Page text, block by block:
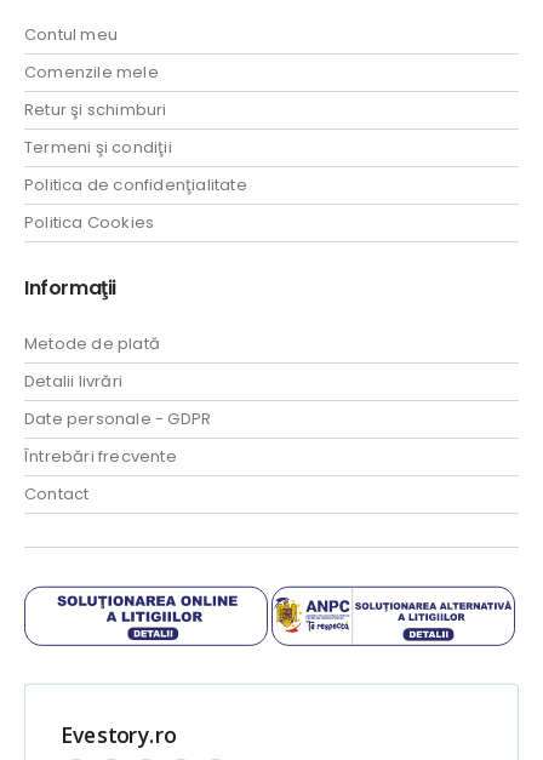
Contul meu
Comenzile mele
Retur şi schimburi
Termeni şi condiţii
Politica de confidenţialitate
Politica Cookies
Informaţii
Metode de plată
Detalii livrări
Date personale - GDPR
Întrebări frecvente
Contact
Evestory.ro